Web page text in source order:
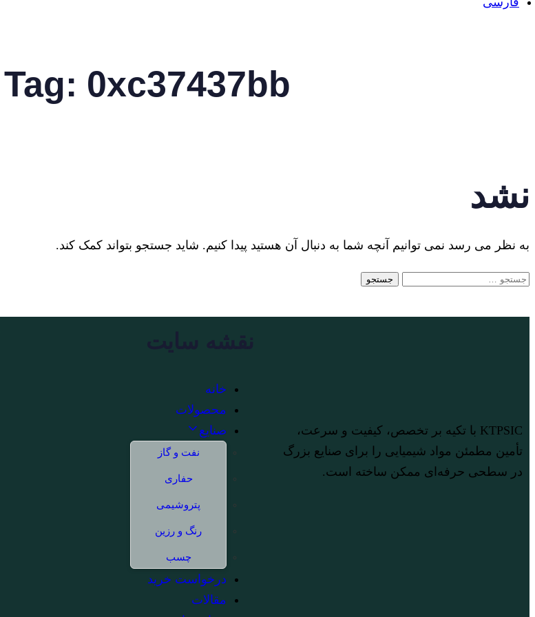
Tag: 0xc37437bb
نشد
به نظر می رسد نمی توانیم آنچه شما به دنبال آن هستید پیدا کنیم. شاید جستجو بتواند کمک کند.
KTPSIC با تکیه بر تخصص، کیفیت و سرعت،
تأمین مطمئن مواد شیمیایی را برای صنایع بزرگ
در سطحی حرفه‌ای ممکن ساخته است.
نقشه سایت
خانه
محصولات
صنایع
نفت و گاز
حفاری
پتروشیمی
رنگ و رزین
چسب
درخواست خرید
مقالات